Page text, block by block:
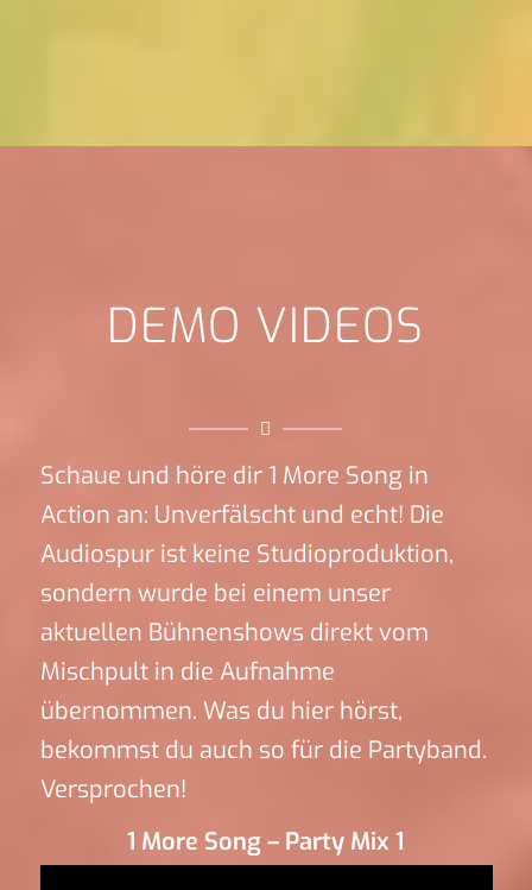
DEMO VIDEOS
Schaue und höre dir 1 More Song in
Action an: Unverfälscht und echt! Die
Audiospur ist keine Studioproduktion,
sondern wurde bei einem unser
aktuellen Bühnenshows direkt vom
Mischpult in die Aufnahme
übernommen. Was du hier hörst,
bekommst du auch so für die Partyband.
Versprochen!
1 More Song – Party Mix 1